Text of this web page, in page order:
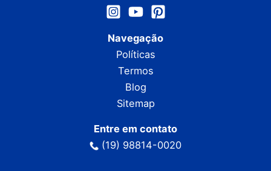
Navegação
Políticas
Termos
Blog
Sitemap
Entre em contato
(19) 98814-0020